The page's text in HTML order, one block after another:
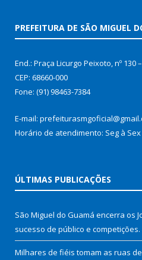
PREFEITURA DE SÃO MIGUEL
End.: Praça Licurgo Peixoto, nº 130
CEP: 68660-000
Fone: (91) 98463-7384
E-mail:
Horário de atendimento: Seg à Sex
ÚLTIMAS PUBLICAÇÕES
São Miguel do Guamá encerra os
sucesso de público e competições.
Milhares de fiéis tomam as ruas